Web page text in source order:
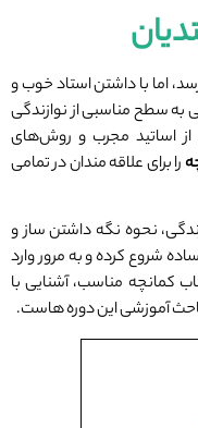
اما با داشتن استاد خوب و
به سطح مناسبی از نوازندگی
از اساتید مجرب و روش‌های
را برای علاقه ‌مندان در تمامی
نحوه نگه ‌داشتن ساز و
شروع کرده و به مرور وارد
کمانچه مناسب، آشنایی با
آموزشی این دوره‌ هاست.